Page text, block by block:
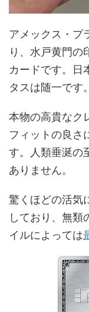
アメックス・プ
り、水戸黄門の
カードです。日
タスは随一です。
本物の高貴なク
フィットの良さ
す。人類垂涎の
ありません。
驚くほどの活気
しており、無類
イルによっては